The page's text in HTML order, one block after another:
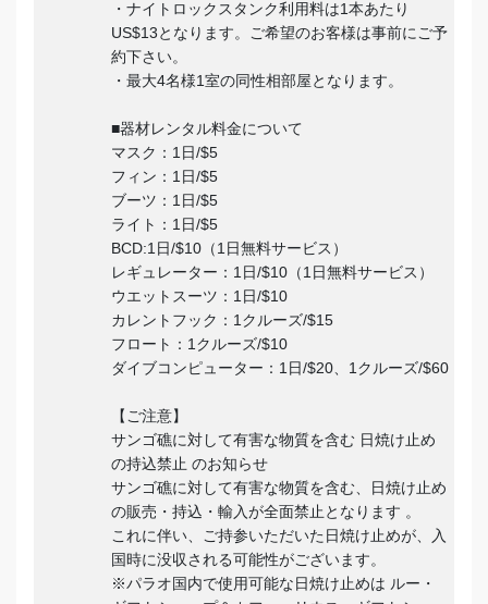
・ナイトロックスタンク利用料は1本あたり
US$13となります。ご希望のお客様は事前にご予
約下さい。
・最大4名様1室の同性相部屋となります。
■器材レンタル料金について
マスク：1日/$5
フィン：1日/$5
ブーツ：1日/$5
ライト：1日/$5
BCD:1日/$10（1日無料サービス）
レギュレーター：1日/$10（1日無料サービス）
ウエットスーツ：1日/$10
カレントフック：1クルーズ/$15
フロート：1クルーズ/$10
ダイブコンピューター：1日/$20、1クルーズ/$60
【ご注意】
サンゴ礁に対して有害な物質を含む 日焼け止め
の持込禁止 のお知らせ
サンゴ礁に対して有害な物質を含む、日焼け止め
の販売・持込・輸入が全面禁止となります 。
これに伴い、ご持参いただいた日焼け止めが、入
国時に没収される可能性がございます。
※パラオ国内で使用可能な日焼け止めは ルー・